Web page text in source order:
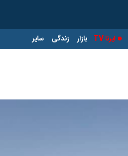
ایرنا TV بازار زندگی سایر